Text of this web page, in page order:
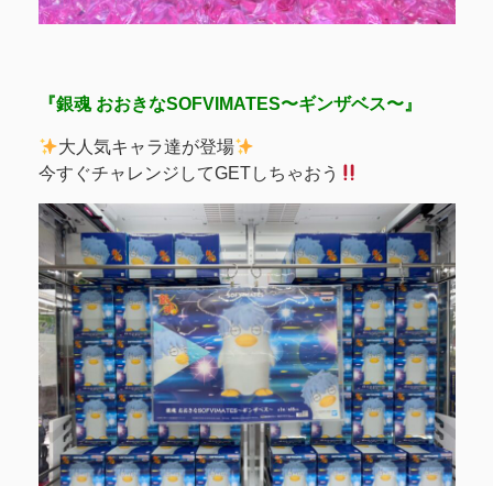
『銀魂 おおきなSOFVIMATES〜ギンザベス〜』
大人気キャラ達が登場
今すぐチャレンジしてGETしちゃおう